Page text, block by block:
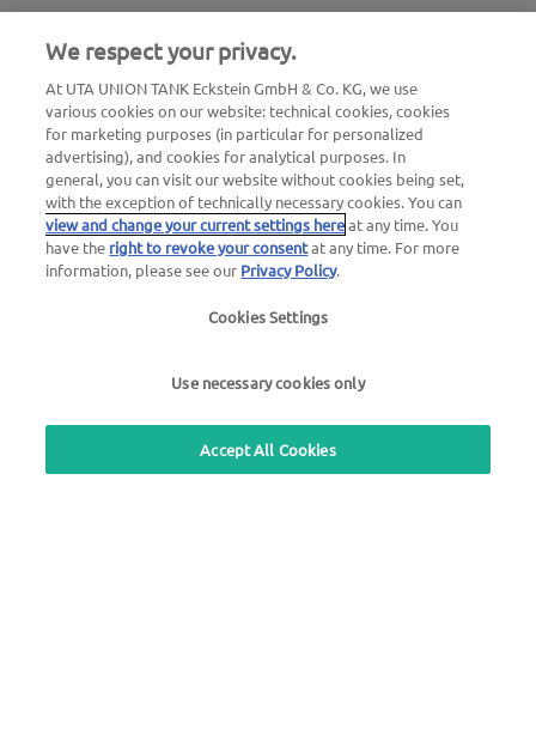
Informacje ogólne dotyczące UTA Edenred
Informacje ogólne dotyczące kart UTA
+48 22 530 92 00
Bezpłatny serwis telefoniczny Zostaw numer! Oddzwonimy!
Informacje ogólne dotyczące usług UTA z zakresu opłat
+48 22 530 92 00
Wyszukiwarka stacji
We respect your privacy.
At UTA UNION TANK Eckstein GmbH & Co. KG, we use
various cookies on our website: technical cookies, cookies
for marketing purposes (in particular for personalized
advertising), and cookies for analytical purposes. In
general, you can visit our website without cookies being set,
with the exception of technically necessary cookies. You can
view and change your current settings hereat any time. You
have the right to revoke your consentat any time. For more
information, please see our Privacy Policy.
Cookies Settings
Use necessary cookies only
Accept All Cookies